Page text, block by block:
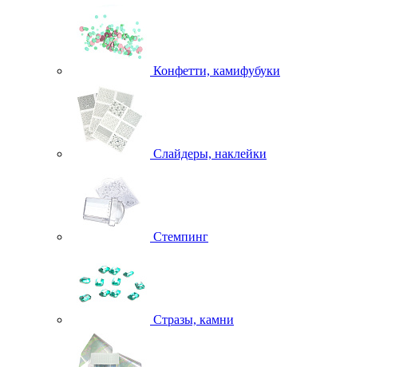
Конфетти, камифубуки
Слайдеры, наклейки
Стемпинг
Стразы, камни